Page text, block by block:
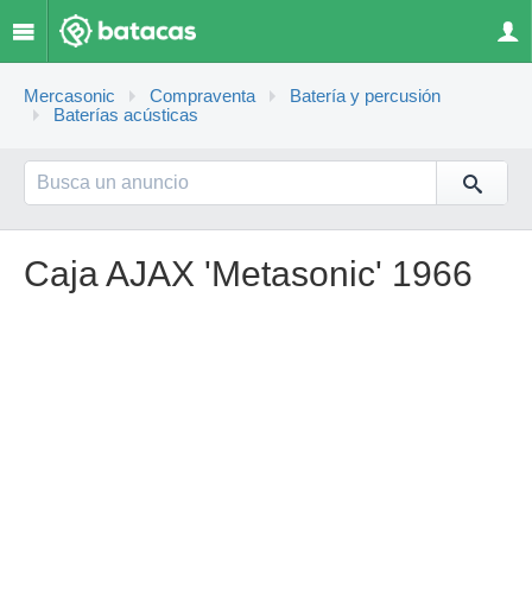
Mercasonic Compraventa
Batería y percusión
Baterías acústicas
Caja AJAX 'Metasonic' 1966